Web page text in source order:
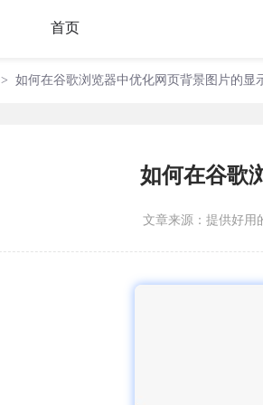
首页
> 如何在谷歌浏览器中优化网页背景图片的显
如何在谷歌
文章来源： 提供好用